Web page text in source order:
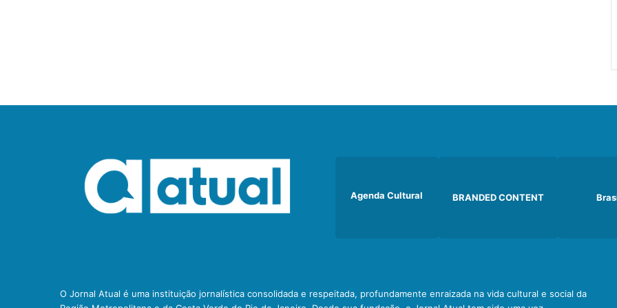
Agenda Cultural BRANDED CONTENT
O Jornal Atual é uma instituição jornalística consolidada e respeitada, profundamente enraizada na vida cultural e social da